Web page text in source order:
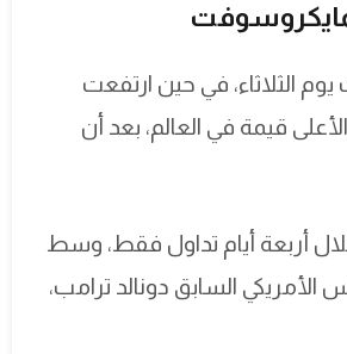
بنهاية تداولات يوم الثلاثاء، في حين ارتفعت
الشركة الأعلى قيمة في العالم، بعد أن
نتيجة انخفاض حاد في أسهم أبل بنسبة تقارب 23% خلال أربعة أيام تداول فقط، وسط
السابق دونالد ترامب،